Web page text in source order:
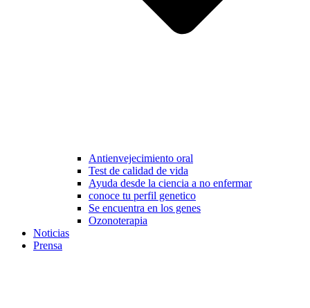
Antienvejecimiento oral
Test de calidad de vida
Ayuda desde la ciencia a no enfermar
conoce tu perfil genetico
Se encuentra en los genes
Ozonoterapia
Noticias
Prensa